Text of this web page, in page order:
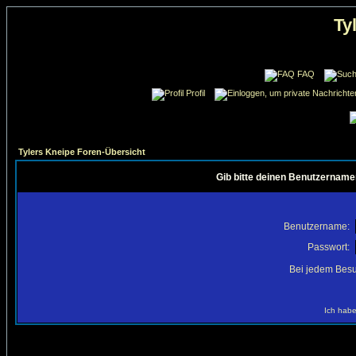
FAQ
Profil
Tylers Kneipe Foren-Übersicht
Gib bitte deinen
Benutzername:
Passwort:
Bei jedem
Ich